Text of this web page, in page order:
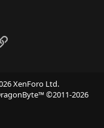
Link
XenForo Ltd.
©2011-2026